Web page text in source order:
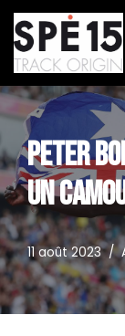
Aller
au
contenu
PETER
UN
11 août 2023